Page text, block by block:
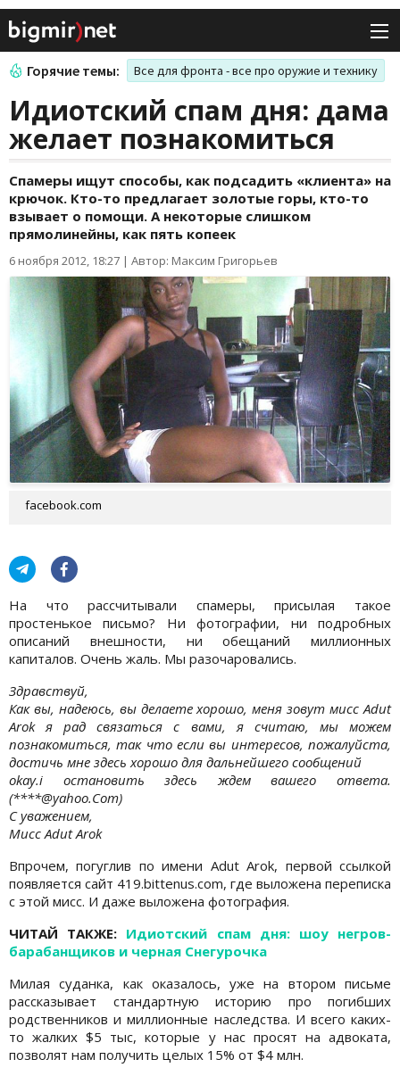
Горячие темы: Все для фронта - все про оружие и технику
Идиотский спам дня: дама
желает познакомиться
Спамеры ищут способы, как подсадить «клиента» на
крючок. Кто-то предлагает золотые горы, кто-то
взывает о помощи. А некоторые слишком
прямолинейны, как пять копеек
6 ноября 2012, 18:27 | Автор: Максим Григорьев
facebook.com
На что рассчитывали спамеры, присылая такое
простенькое письмо? Ни фотографии, ни подробных
описаний внешности, ни обещаний миллионных
капиталов. Очень жаль. Мы разочаровались.
Здравствуй,
Как вы, надеюсь, вы делаете хорошо, меня зовут мисс Adut
Arok я рад связаться с вами, я считаю, мы можем
познакомиться, так что если вы интересов, пожалуйста,
достичь мне здесь хорошо для дальнейшего сообщений
okay.i остановить здесь ждем вашего ответа.
(****@yahoo.Com)
С уважением,
Мисс Adut Arok
Впрочем, погуглив по имени Adut Arok, первой ссылкой
появляется сайт 419.bittenus.com, где выложена переписка
с этой мисс. И даже выложена фотография.
ЧИТАЙ ТАКЖЕ: Идиотский спам дня: шоу негров-
барабанщиков и черная Снегурочка
Милая суданка, как оказалось, уже на втором письме
рассказывает стандартную историю про погибших
родственников и миллионные наследства. И всего каких-
то жалких $5 тыс, которые у нас просят на адвоката,
позволят нам получить целых 15% от $4 млн.